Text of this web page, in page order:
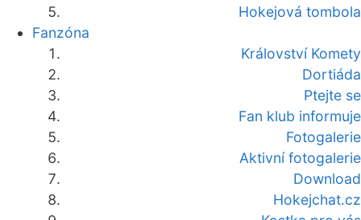
Hokejová tombola
Fanzóna
Království Komety
Dortiáda
Ptejte se
Fan klub informuje
Fotogalerie
Aktivní fotogalerie
Download
Hokejchat.cz